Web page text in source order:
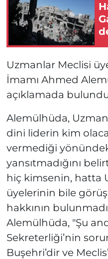
Uzmanlar Meclisi
İmamı Ahmed
açıklamada
Alemülhüda,
dini liderin kim
vermediği
yansıtmadığını
hiç kimsenin, hatta
üyelerinin bile
hakkının
Alemülhüda, "Şu
Sekreterliği’nin
Buşehri’dir ve